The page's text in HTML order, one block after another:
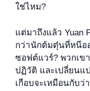
ใช่ไหม?
แต่มาถึงแล้ว Yuan
กว่านักต้มตุ๋นที่หนีอ
ซอฟต์แวร์? พวกเข
ปฏิวัติ และเปลี่ยนแ
เกือบจะเหมือนกับ